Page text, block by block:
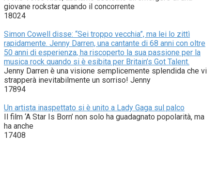
giovane rockstar quando il concorrente
18024
Simon Cowell disse: “Sei troppo vecchia”, ma lei lo zittì
rapidamente. Jenny Darren, una cantante di 68 anni con oltre
50 anni di esperienza, ha riscoperto la sua passione per la
musica rock quando si è esibita per Britain’s Got Talent.
Jenny Darren è una visione semplicemente splendida che vi
strapperà inevitabilmente un sorriso! Jenny
17894
Un artista inaspettato si è unito a Lady Gaga sul palco
Il film ‘A Star Is Born’ non solo ha guadagnato popolarità, ma
ha anche
17408